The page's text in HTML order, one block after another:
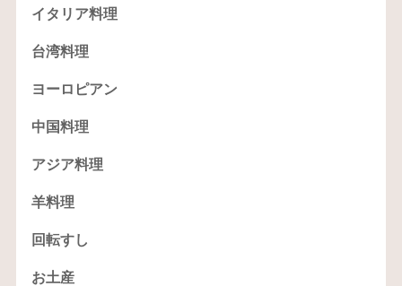
イタリア料理
台湾料理
ヨーロピアン
中国料理
アジア料理
羊料理
回転すし
お土産